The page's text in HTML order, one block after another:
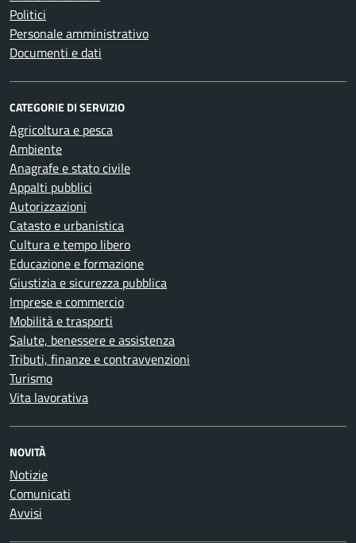
Politici
Personale amministrativo
Documenti e dati
CATEGORIE DI SERVIZIO
Agricoltura e pesca
Ambiente
Anagrafe e stato civile
Appalti pubblici
Autorizzazioni
Catasto e urbanistica
Cultura e tempo libero
Educazione e formazione
Giustizia e sicurezza pubblica
Imprese e commercio
Mobilità e trasporti
Salute, benessere e assistenza
Tributi, finanze e contravvenzioni
Turismo
Vita lavorativa
NOVITÀ
Notizie
Comunicati
Avvisi